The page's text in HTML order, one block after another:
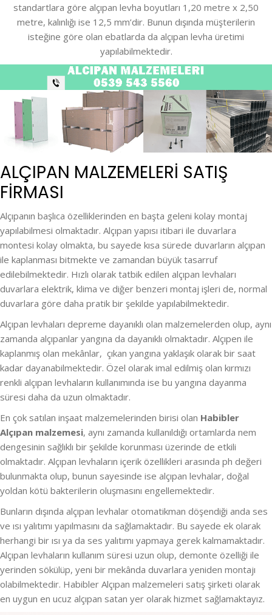
standartlara göre alçıpan levha boyutları 1,20 metre x 2,50
metre, kalınlığı ise 12,5 mm’dir. Bunun dışında müşterilerin
isteğine göre olan ebatlarda da alçıpan levha üretimi
yapılabilmektedir.
ALÇIPAN MALZEMELERI SATIŞ
FİRMASI
Alçıpanın başlıca özelliklerinden en başta geleni kolay montaj
yapılabilmesi olmaktadır. Alçıpan yapısı itibari ile duvarlara
montesi kolay olmakta, bu sayede kısa sürede duvarların alçıpan
ile kaplanması bitmekte ve zamandan büyük tasarruf
edilebilmektedir. Hızlı olarak tatbik edilen alçıpan levhaları
duvarlara elektrik, klima ve diğer benzeri montaj işleri de, normal
duvarlara göre daha pratik bir şekilde yapılabilmektedir.
Alçıpan levhaları depreme dayanıklı olan malzemelerden olup, aynı
zamanda alçıpanlar yangına da dayanıklı olmaktadır. Alçıpen ile
kaplanmış olan mekânlar, çıkan yangına yaklaşık olarak bir saat
kadar dayanabilmektedir. Özel olarak imal edilmiş olan kırmızı
renkli alçıpan levhaların kullanımında ise bu yangına dayanma
süresi daha da uzun olmaktadır.
En çok satılan inşaat malzemelerinden birisi olan Habibler
Alçıpan malzemesi, aynı zamanda kullanıldığı ortamlarda nem
dengesinin sağlıklı bir şekilde korunması üzerinde de etkili
olmaktadır. Alçıpan levhaların içerik özellikleri arasında ph değeri
bulunmakta olup, bunun sayesinde ise alçıpan levhalar, doğal
yoldan kötü bakterilerin oluşmasını engellemektedir.
Bunların dışında alçıpan levhalar otomatikman döşendiği anda ses
ve ısı yalıtımı yapılmasını da sağlamaktadır. Bu sayede ek olarak
herhangi bir ısı ya da ses yalıtımı yapmaya gerek kalmamaktadır.
Alçıpan levhaların kullanım süresi uzun olup, demonte özelliği ile
yerinden sökülüp, yeni bir mekânda duvarlara yeniden montajı
olabilmektedir. Habibler Alçıpan malzemeleri satış şirketi olarak
en uygun en ucuz alçıpan satan yer olarak hizmet sağlamaktayız.